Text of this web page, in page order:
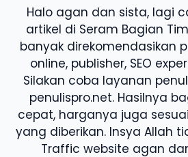
Halo agan dan sista, lagi
artikel di Seram Bagian
banyak direkomendasikan
online, publisher, SEO
Silakan coba layanan
penulispro.net. Hasilnya
cepat, harganya juga
yang diberikan. Insya Allah
Traffic website agan